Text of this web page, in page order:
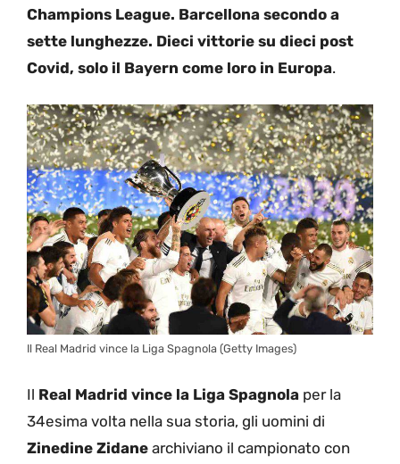
Champions League. Barcellona secondo a
sette lunghezze. Dieci vittorie su dieci post
Covid, solo il Bayern come loro in Europa.
Il Real Madrid vince la Liga Spagnola (Getty Images)
Il Real Madrid vince la Liga Spagnola per la
34esima volta nella sua storia, gli uomini di
Zinedine Zidane archiviano il campionato con